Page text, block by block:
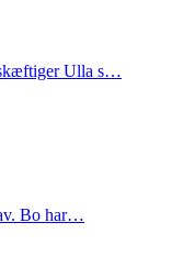
Ulla s…
Bo har…